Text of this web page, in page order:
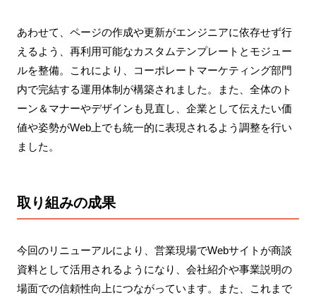
あわせて、ページの作成や更新がエンジニアに依存せず行
えるよう、再利用可能なカスタムテンプレートとモジュー
ルを整備。これにより、コーポレートマーケティング部門
内で完結する運用体制が構築されました。また、全体のト
ーン＆マナーやデザインも見直し、企業として伝えたい価
値や姿勢がWeb上でも統一的に表現されるよう調整を行い
ました。
取り組みの成果
今回のリニューアルにより、営業現場でWebサイトが商談
資料として活用されるようになり、会社紹介や事業説明の
場面での信頼性向上につながっています。また、これまで